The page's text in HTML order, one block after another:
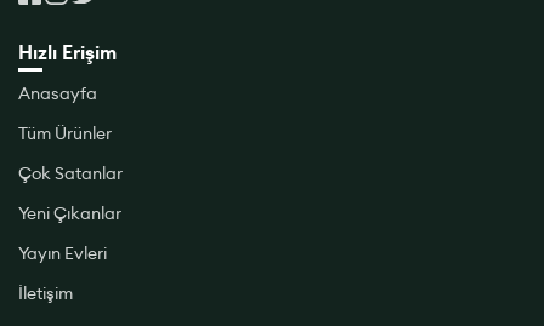
Hızlı Erişim
Anasayfa
Tüm Ürünler
Çok Satanlar
Yeni Çıkanlar
Yayın Evleri
İletişim